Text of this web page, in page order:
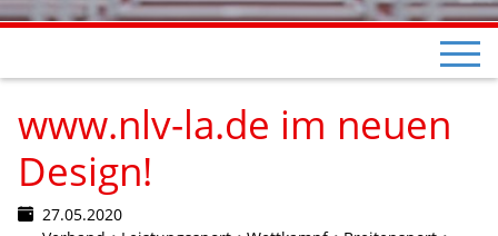
www.nlv-la.de im neuen
Design!
27.05.2020